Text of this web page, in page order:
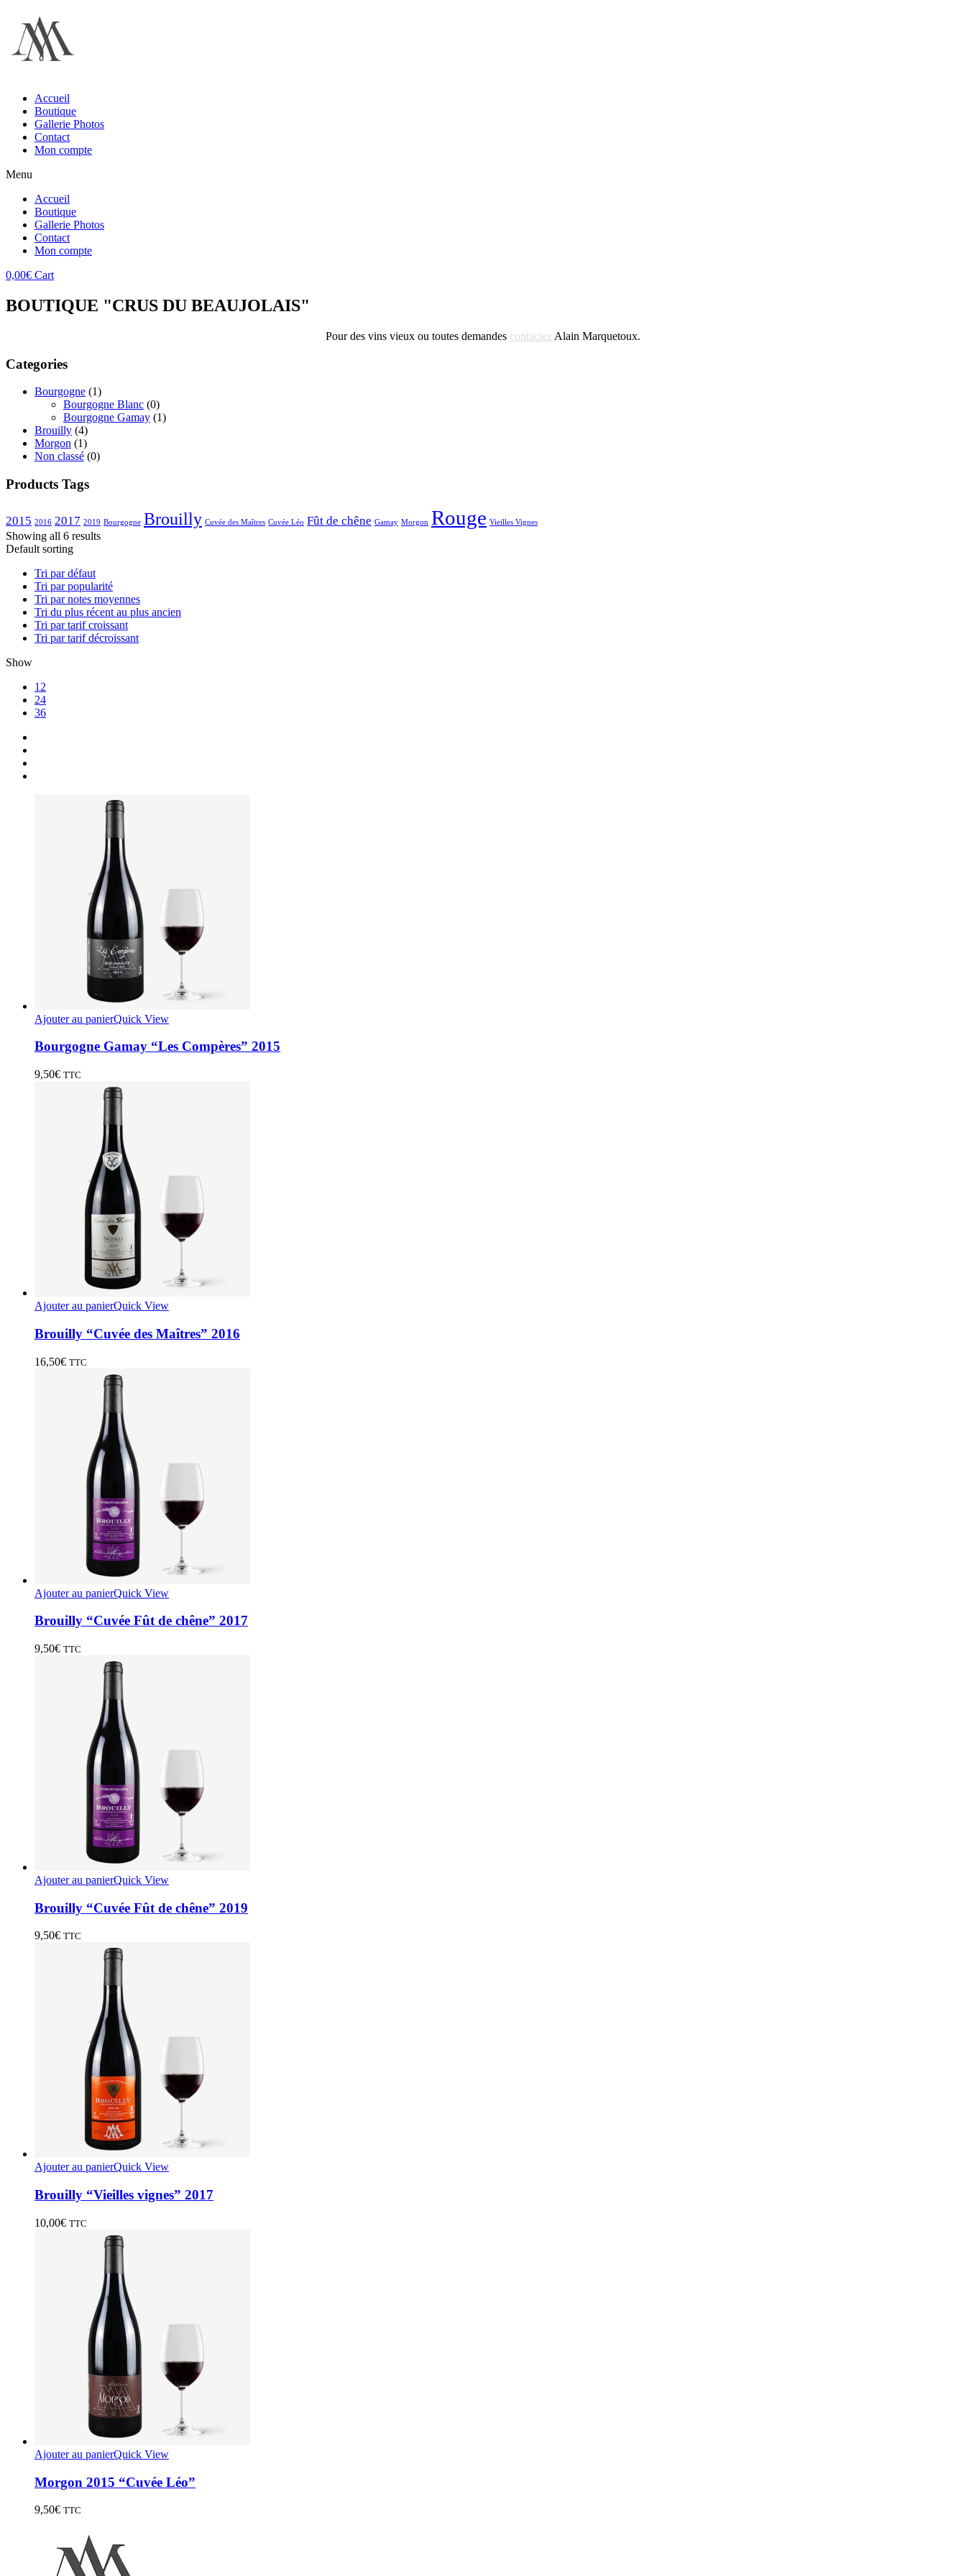
Accueil
Boutique
Gallerie Photos
Contact
Mon compte
Menu
Accueil
Boutique
Gallerie Photos
Contact
Mon compte
0,00€ Cart
BOUTIQUE "CRUS DU BEAUJOLAIS"
Pour des vins vieux ou toutes demandes contactez Alain Marquetoux.
Categories
Bourgogne (1)
Bourgogne Blanc (0)
Bourgogne Gamay (1)
Brouilly (4)
Morgon (1)
Non classé (0)
Products Tags
2015 2016 2017 2019 Bourgogne Brouilly Cuvée des Maîtres Cuvée Léo Fût de chêne Gamay Morgon Rouge Vieilles Vignes
Showing all 6 results
Default sorting
Tri par défaut
Tri par popularité
Tri par notes moyennes
Tri du plus récent au plus ancien
Tri par tarif croissant
Tri par tarif décroissant
Show
12
24
36
Ajouter au panierQuick View
Bourgogne Gamay “Les Compères” 2015
9,50€ TTC
Ajouter au panierQuick View
Brouilly “Cuvée des Maîtres” 2016
16,50€ TTC
Ajouter au panierQuick View
Brouilly “Cuvée Fût de chêne” 2017
9,50€ TTC
Ajouter au panierQuick View
Brouilly “Cuvée Fût de chêne” 2019
9,50€ TTC
Ajouter au panierQuick View
Brouilly “Vieilles vignes” 2017
10,00€ TTC
Ajouter au panierQuick View
Morgon 2015 “Cuvée Léo”
9,50€ TTC